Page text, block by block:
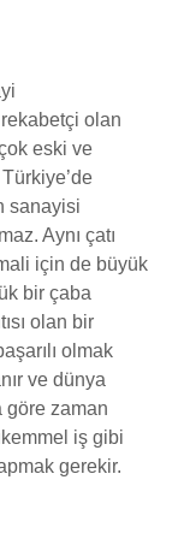
olan
eski ve
sanayisi
Aynı çatı
için de büyük
bir çaba
olan bir
olmak
ve dünya
göre zaman
iş gibi
gerekir.